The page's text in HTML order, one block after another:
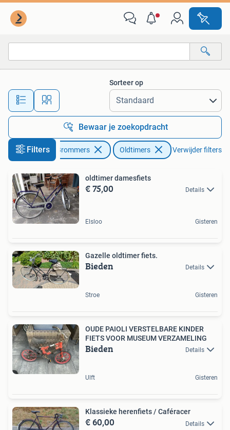
Alle afstanden…
Sorteer op
Bewaar je zoekopdracht
Filters
Fietsen en Brommers Oldtimers Verwijder filters
oldtimer damesfiets
€ 75,00 Details
Elsloo Gisteren
Gazelle oldtimer fiets.
Bieden Details
Stroe Gisteren
OUDE PAIOLI VERSTELBARE KINDER
FIETS VOOR MUSEUM VERZAMELING
Bieden Details
Ulft Gisteren
Klassieke herenfiets / Caféracer
€ 60,00 Details